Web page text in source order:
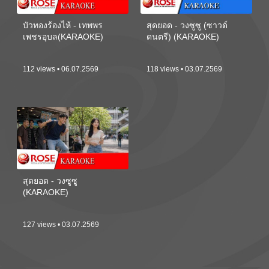
บัวทองร้องไห้ - เทพพร
เพชรอุบล(KARAOKE)
112 views • 06.07.2569
สุดยอด - วงซูซู (ซาวด์
ดนตรี) (KARAOKE)
118 views • 03.07.2569
สุดยอด - วงซูซู
(KARAOKE)
127 views • 03.07.2569